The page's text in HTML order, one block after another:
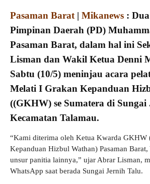
Pasaman Barat| Mikanews :
Pimpinan Daerah (PD)
Pasaman Barat, dalam hal ini
Lisman dan Wakil Ketua Denni
Sabtu (10/5) meninjau acara
Melati I Grakan Kepanduan
((GKHW) se Sumatera di Sungai
Kecamatan Talamau.
“Kami diterima oleh Ketua Kwarda GKHW
Kepanduan Hizbul Wathan) Pasaman
unsur panitia lainnya,” ujar Abrar Lisman,
WhatsApp saat berada Sungai Jernih Talu.